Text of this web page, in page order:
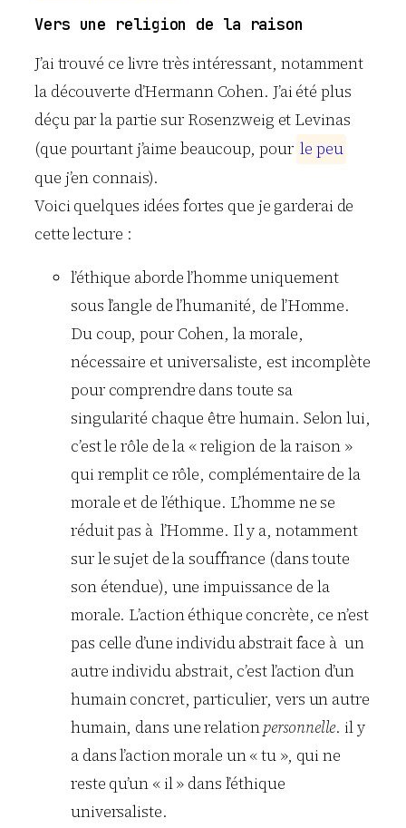
Vers une religion de la raison
J’ai trouvé ce livre très intéressant, notamment
la découverte d’Hermann Cohen. J’ai été plus
déçu par la partie sur Rosenzweig et Levinas
(que pourtant j’aime beaucoup, pour le peu
que j’en connais).
Voici quelques idées fortes que je garderai de
cette lecture :
l’éthique aborde l’homme uniquement
sous l’angle de l’humanité, de l’Homme.
Du coup, pour Cohen, la morale,
nécessaire et universaliste, est incomplète
pour comprendre dans toute sa
singularité chaque être humain. Selon lui,
c’est le rôle de la « religion de la raison »
qui remplit ce rôle, complémentaire de la
morale et de l’éthique. L’homme ne se
réduit pas à l’Homme. Il y a, notamment
sur le sujet de la souffrance (dans toute
son étendue), une impuissance de la
morale. L’action éthique concrète, ce n’est
pas celle d’une individu abstrait face à un
autre individu abstrait, c’est l’action d’un
humain concret, particulier, vers un autre
humain, dans une relationpersonnelle. il y
a dans l’action morale un « tu », qui ne
reste qu’un « il » dans l’éthique
universaliste.